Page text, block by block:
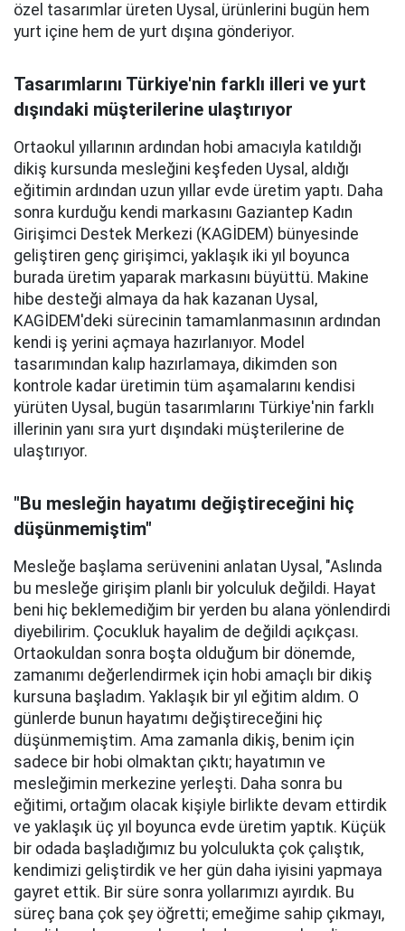
özel tasarımlar üreten Uysal, ürünlerini bugün hem
yurt içine hem de yurt dışına gönderiyor.
Tasarımlarını Türkiye'nin farklı illeri ve yurt
dışındaki müşterilerine ulaştırıyor
Ortaokul yıllarının ardından hobi amacıyla katıldığı
dikiş kursunda mesleğini keşfeden Uysal, aldığı
eğitimin ardından uzun yıllar evde üretim yaptı. Daha
sonra kurduğu kendi markasını Gaziantep Kadın
Girişimci Destek Merkezi (KAGİDEM) bünyesinde
geliştiren genç girişimci, yaklaşık iki yıl boyunca
burada üretim yaparak markasını büyüttü. Makine
hibe desteği almaya da hak kazanan Uysal,
KAGİDEM'deki sürecinin tamamlanmasının ardından
kendi iş yerini açmaya hazırlanıyor. Model
tasarımından kalıp hazırlamaya, dikimden son
kontrole kadar üretimin tüm aşamalarını kendisi
yürüten Uysal, bugün tasarımlarını Türkiye'nin farklı
illerinin yanı sıra yurt dışındaki müşterilerine de
ulaştırıyor.
"Bu mesleğin hayatımı değiştireceğini hiç
düşünmemiştim"
Mesleğe başlama serüvenini anlatan Uysal, "Aslında
bu mesleğe girişim planlı bir yolculuk değildi. Hayat
beni hiç beklemediğim bir yerden bu alana yönlendirdi
diyebilirim. Çocukluk hayalim de değildi açıkçası.
Ortaokuldan sonra boşta olduğum bir dönemde,
zamanımı değerlendirmek için hobi amaçlı bir dikiş
kursuna başladım. Yaklaşık bir yıl eğitim aldım. O
günlerde bunun hayatımı değiştireceğini hiç
düşünmemiştim. Ama zamanla dikiş, benim için
sadece bir hobi olmaktan çıktı; hayatımın ve
mesleğimin merkezine yerleşti. Daha sonra bu
eğitimi, ortağım olacak kişiyle birlikte devam ettirdik
ve yaklaşık üç yıl boyunca evde üretim yaptık. Küçük
bir odada başladığımız bu yolculukta çok çalıştık,
kendimizi geliştirdik ve her gün daha iyisini yapmaya
gayret ettik. Bir süre sonra yollarımızı ayırdık. Bu
süreç bana çok şey öğretti; emeğime sahip çıkmayı,